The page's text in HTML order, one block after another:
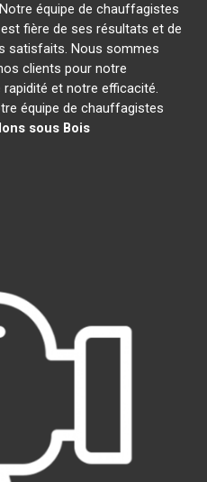
équipe de chauffagistes
est fière de ses résultats et de
satisfaits. Nous sommes
clients pour notre
et notre efficacité.
équipe de chauffagistes
sous Bois